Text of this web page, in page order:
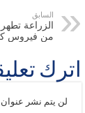
السابق
الزراعة
من فيروس
اترك
لن يتم نشر عنوان